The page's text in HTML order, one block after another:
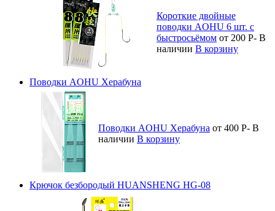
Короткие двойные
поводки AOHU 6 шт. с
быстросьёмом от 200 Р- В
наличии В корзину
Поводки AOHU Херабуна
Поводки AOHU Херабуна от 400 Р- В
наличии В корзину
Крючок безбородый HUANSHENG HG-08